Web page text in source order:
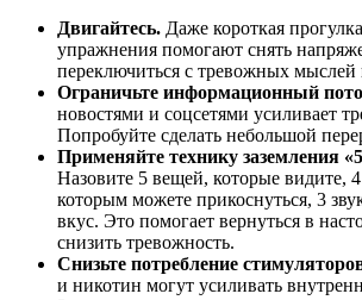
Двигайтесь. Даже короткая
упражнения помогают снять
переключиться с тревожных мыслей
Ограничьте информационный
новостями и соцсетями усиливает
Попробуйте сделать небольшой
Применяйте технику заземления
Назовите 5 вещей, которые видите,
которым можете прикоснуться, 3
вкус. Это помогает вернуться в
снизить тревожность.
Снизьте потребление
и никотин могут усиливать